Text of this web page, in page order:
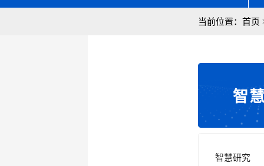
当前位置： 首页
智
智慧研究